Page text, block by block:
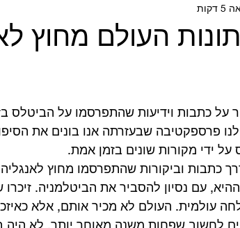
A Hard Day's Night
Yellow
Abbey Road
Let It Be
רדיו קטעים מתוך ספרים ומאמרים
העולם מחוץ
על כתבות וידיעות שהתפרסמו על הביטלס
פרספקטיבה שבעזרתה אנו בונים את
ידי מקורות שונים בזמן אמת.
החלטתי לחזור אל שנת 1963 דרך כתבות וביקורות שהתפרסמו מחוץ
עם נסיון להסביר את הביטלמניה. זיכרו
עולמית. העולם לא מכיר אותם, אלא
לחשוב שפחות משנה מאוחר יותר, לא היה